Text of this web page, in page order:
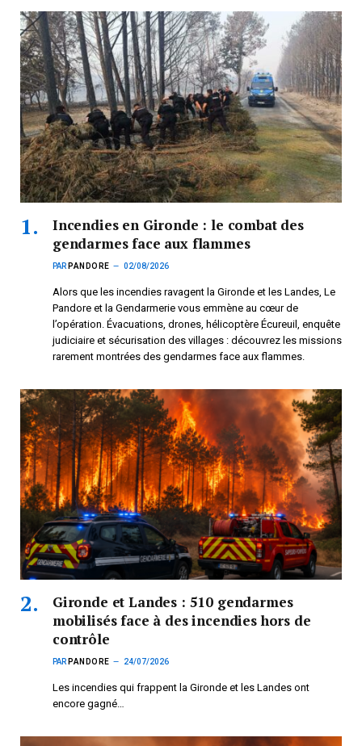
Incendies en Gironde : le combat des
gendarmes face aux flammes
PAR PANDORE 02/08/2026
Alors que les incendies ravagent la Gironde et les Landes, Le
Pandore et la Gendarmerie vous emmène au cœur de
l’opération. Évacuations, drones, hélicoptère Écureuil, enquête
judiciaire et sécurisation des villages : découvrez les missions
rarement montrées des gendarmes face aux flammes.
Gironde et Landes : 510 gendarmes
mobilisés face à des incendies hors de
contrôle
PAR PANDORE 24/07/2026
Les incendies qui frappent la Gironde et les Landes ont
encore gagné…